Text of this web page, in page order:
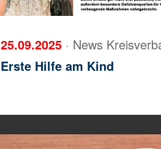
25.09.2025 · News
Erste Hilfe am Kind